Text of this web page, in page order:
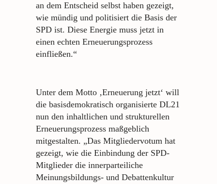
an dem Entscheid selbst haben gezeigt,
wie mündig und politisiert die Basis der
SPD ist. Diese Energie muss jetzt in
einen echten Erneuerungsprozess
einfließen.“
Unter dem Motto ‚Erneuerung jetzt‘ will
die basisdemokratisch organisierte DL21
nun den inhaltlichen und strukturellen
Erneuerungsprozess maßgeblich
mitgestalten. „Das Mitgliedervotum hat
gezeigt, wie die Einbindung der SPD-
Mitglieder die innerparteiliche
Meinungsbildungs- und Debattenkultur